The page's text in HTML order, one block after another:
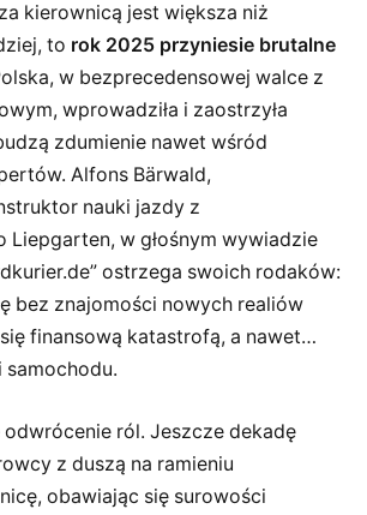
kierownicą jest większa niż
to rok 2025 przyniesie brutalne
w bezprecedensowej walce z
wprowadziła i zaostrzyła
zdumienie nawet wśród
Alfons Bärwald,
nauki jazdy z
Liepgarten, w głośnym wywiadzie
ostrzega swoich rodaków:
bez znajomości nowych realiów
finansową katastrofą, a nawet…
ról. Jeszcze dekadę
z duszą na ramieniu
obawiając się surowości